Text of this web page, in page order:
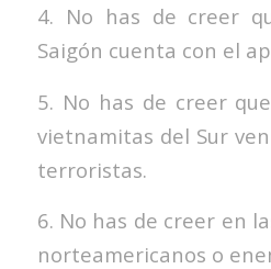
4. No has de creer
Saigón cuenta con el
5. No has de creer
vietnamitas del Sur
terroristas.
6. No has de creer en
norteamericanos o